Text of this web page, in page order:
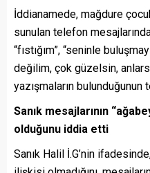
İddianamede, mağdure
sunulan telefon
“fıstığım”, “seninle
değilim, çok güzelsin,
yazışmaların bulunduğunun
Sanık mesajlarının
olduğunu iddia etti
Sanık Halil İ.G’nin